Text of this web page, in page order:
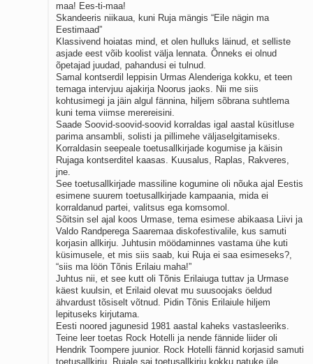
maa! Ees-ti-maa!
Skandeeris niikaua, kuni Ruja mängis “Eile nägin ma
Eestimaad”
Klassivend hoiatas mind, et olen hulluks läinud, et selliste
asjade eest võib koolist välja lennata. Õnneks ei olnud
õpetajad juudad, pahandusi ei tulnud.
Samal kontserdil leppisin Urmas Alenderiga kokku, et teen
temaga intervjuu ajakirja Noorus jaoks. Nii me siis
kohtusimegi ja jäin algul fännina, hiljem sõbrana suhtlema
kuni tema viimse merereisini.
Saade Soovid-soovid-soovid korraldas igal aastal küsitluse
parima ansambli, solisti ja pillimehe väljaselgitamiseks.
Korraldasin seepeale toetusallkirjade kogumise ja käisin
Rujaga kontserditel kaasas. Kuusalus, Raplas, Rakveres,
jne.
See toetusallkirjade massiline kogumine oli nõuka ajal Eestis
esimene suurem toetusallkirjade kampaania, mida ei
korraldanud partei, valitsus ega komsomol.
Sõitsin sel ajal koos Urmase, tema esimese abikaasa Liivi ja
Valdo Randperega Saaremaa diskofestivalile, kus samuti
korjasin allkirju. Juhtusin möödaminnes vastama ühe kuti
küsimusele, et mis siis saab, kui Ruja ei saa esimeseks?,
“siis ma löön Tõnis Erilaiu maha!”
Juhtus nii, et see kutt oli Tõnis Erilaiuga tuttav ja Urmase
käest kuulsin, et Erilaid olevat mu suusoojaks öeldud
ähvardust tõsiselt võtnud. Pidin Tõnis Erilaiule hiljem
lepituseks kirjutama.
Eesti noored jagunesid 1981 aastal kaheks vastasleeriks.
Teine leer toetas Rock Hotelli ja nende fännide liider oli
Hendrik Toompere juunior. Rock Hotelli fännid korjasid samuti
toetusallkirju. Rujale sai toetusallkirju kokku natuke üle